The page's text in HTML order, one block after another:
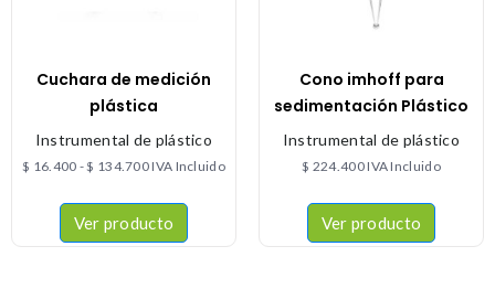
Cuchara de medición
plástica
Instrumental de plástico
$ 16.400 -$ 134.700IVA Incluido
Ver producto
Cono imhoff para
sedimentación Plástico
Instrumental de plástico
$ 224.400IVA Incluido
Ver producto